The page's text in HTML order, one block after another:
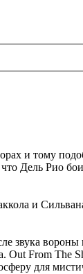
и тому
Дель Рио
и
звука
From The
для